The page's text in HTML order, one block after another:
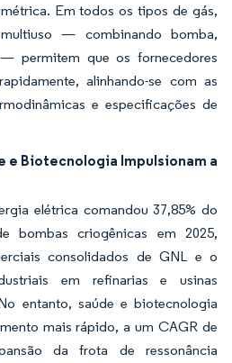
Em todos os tipos de gás,
— combinando bomba,
permitem que os fornecedores
alinhando-se com as
e especificações de
e Biotecnologia Impulsionam a
elétrica comandou 37,85% do
bombas criogênicas em 2025,
consolidados de GNL e o
em refinarias e usinas
entanto, saúde e biotecnologia
mais rápido, a um CAGR de
da frota de ressonância